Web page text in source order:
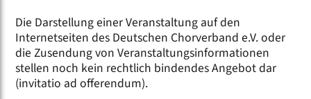
Die Darstellung einer Veranstaltung auf den
Internetseiten des Deutschen Chorverband e.V. oder
die Zusendung von Veranstaltungsinformationen
stellen noch kein rechtlich bindendes Angebot dar
(invitatio ad offerendum).